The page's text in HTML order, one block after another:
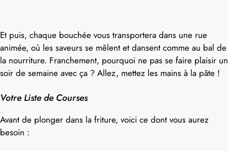
Et puis, chaque bouchée vous transportera dans une rue
animée, où les saveurs se mêlent et dansent comme au bal de
la nourriture. Franchement, pourquoi ne pas se faire plaisir un
soir de semaine avec ça ? Allez, mettez les mains à la pâte !
Votre Liste de Courses
Avant de plonger dans la friture, voici ce dont vous aurez
besoin :